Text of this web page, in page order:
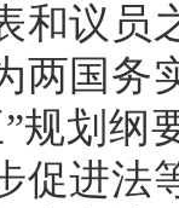
和议员
两国务
规划纲
促进法